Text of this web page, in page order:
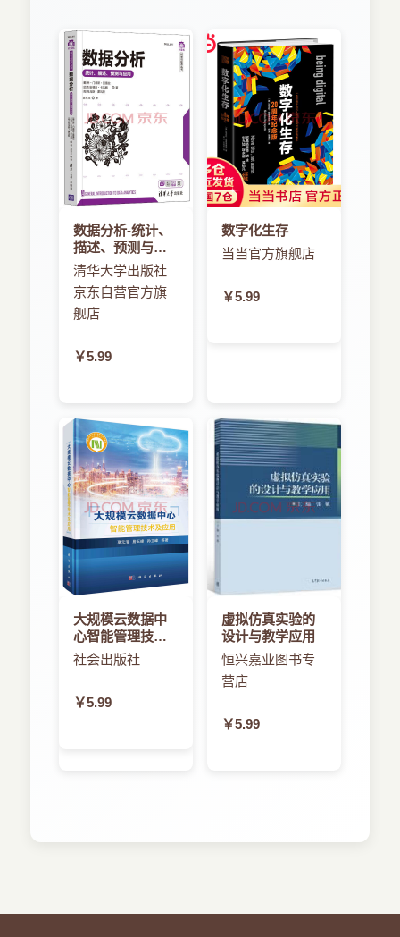
数据分析-统计、
描述、预测与应
用
清华大学出版社
京东自营官方旗
舰店
￥5.99
数字化生存
当当官方旗舰店
￥5.99
大规模云数据中
心智能管理技术
及应用
社会出版社
￥5.99
虚拟仿真实验的
设计与教学应用
恒兴嘉业图书专
营店
￥5.99